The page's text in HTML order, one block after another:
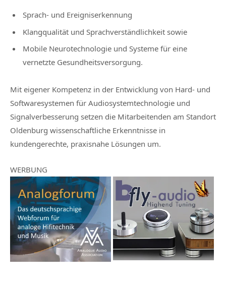
Sprach- und Ereigniserkennung
Klangqualität und Sprachverständlichkeit sowie
Mobile Neurotechnologie und Systeme für eine
vernetzte Gesundheitsversorgung.
Mit eigener Kompetenz in der Entwicklung von Hard- und
Softwaresystemen für Audiosystemtechnologie und
Signalverbesserung setzen die Mitarbeitenden am Standort
Oldenburg wissenschaftliche Erkenntnisse in
kundengerechte, praxisnahe Lösungen um.
WERBUNG